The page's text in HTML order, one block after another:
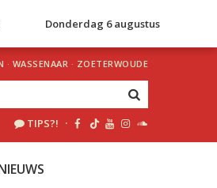
Donderdag 6 augustus
· WASSENAAR · ZOETERWOUDE
TIPS?! ·